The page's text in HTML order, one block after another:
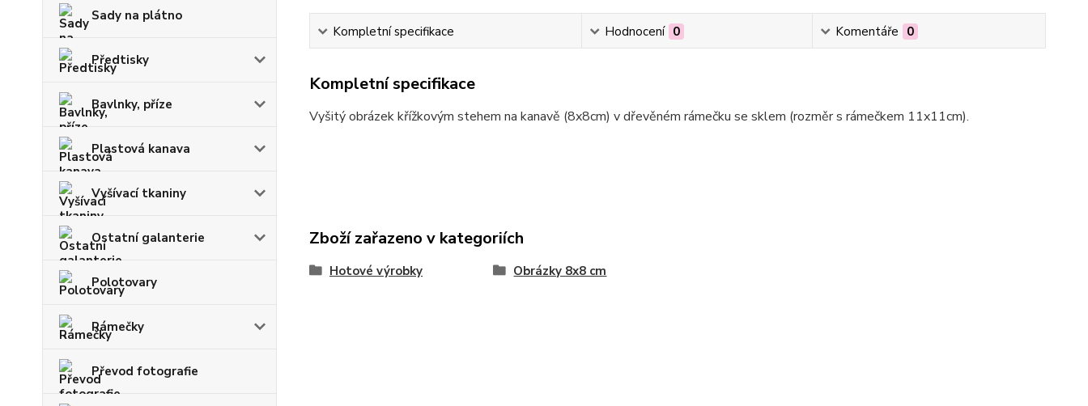
Sady na plátno
Předtisky
Bavlnky, příze
Plastová kanava
Vyšívací tkaniny
Ostatní galanterie
Polotovary
Rámečky
Převod fotografie
Kompletní specifikace Hodnocení 0 Komentáře 0
Kompletní specifikace
Vyšitý obrázek křížkovým stehem na kanavě (8x8cm) v dřevěném rámečku se sklem (rozměr s rámečkem 11x11cm).
Zboží zařazeno v kategoriích
Hotové výrobky Obrázky 8x8 cm